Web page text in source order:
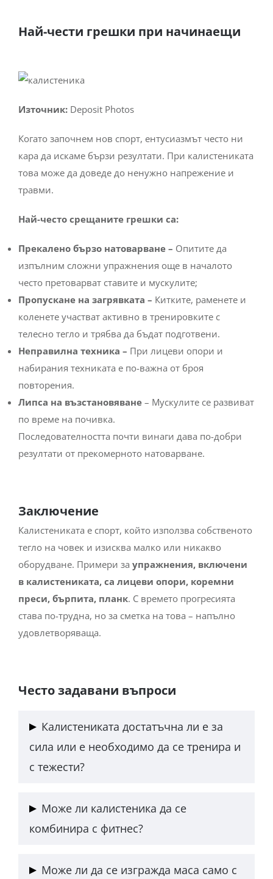
Най-чести грешки при начинаещи
Източник:Deposit Photos
Когато започнем нов спорт, ентусиазмът често ни
кара да искаме бързи резултати. При калистениката
това може да доведе до ненужно напрежение и
травми.
Най-често срещаните грешки са:
Прекалено бързо натоварване – Опитите да
изпълним сложни упражнения още в началото
често претоварват ставите и мускулите;
Пропускане на загрявката – Китките, раменете и
коленете участват активно в тренировките с
телесно тегло и трябва да бъдат подготвени.
Неправилна техника – При лицеви опори и
набирания техниката е по-важна от броя
повторения.
Липса на възстановяване – Мускулите се развиват
по време на почивка.
Последователността почти винаги дава по-добри
резултати от прекомерното натоварване.
Заключение
Калистениката е спорт, който използва собственото
тегло на човек и изисква малко или никакво
оборудване. Примери за упражнения, включени
в калистениката, са лицеви опори, коремни
преси, бърпита, планк. С времето прогресията
става по-трудна, но за сметка на това – напълно
удовлетворяваща.
Често задавани въпроси
Калистениката достатъчна ли е за
сила или е необходимо да се тренира и
с тежести?
сила (strength-to-weight ratio). За максимална
абсолютна сила (powerlifting тип) тежестите имат
добър резултат.
Може ли калистеника да се
комбинира с фитнес?
Може ли да се изгражда маса само с